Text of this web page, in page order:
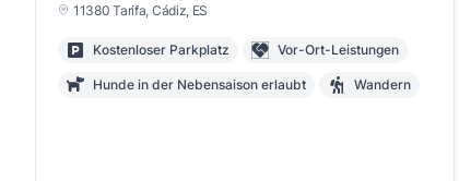
11380 Tarifa, Cádiz, ES
Kostenloser Parkplatz Vor-Ort-Leistungen
Hunde in der Nebensaison erlaubt Wandern